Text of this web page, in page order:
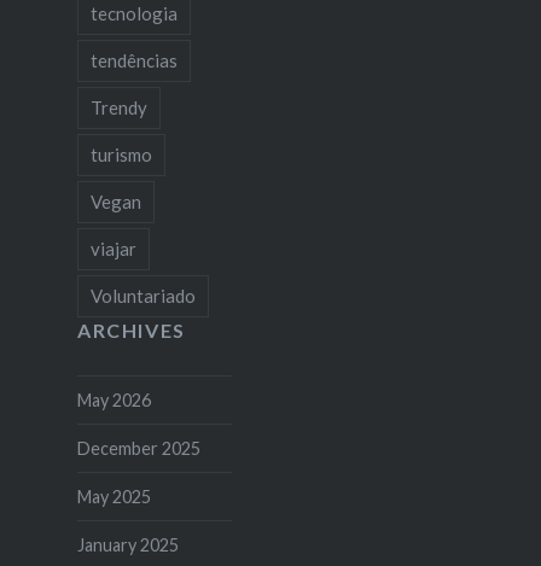
tecnologia
tendências
Trendy
turismo
Vegan
viajar
Voluntariado
ARCHIVES
May 2026
December 2025
May 2025
January 2025